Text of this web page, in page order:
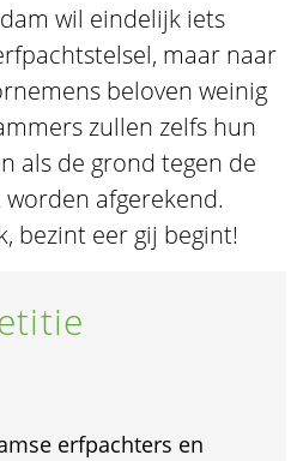
wil eindelijk iets
maar naar
beloven weinig
zullen zelfs hun
als de grond tegen de
afgerekend.
bezint eer gij begint!
erfpachters en